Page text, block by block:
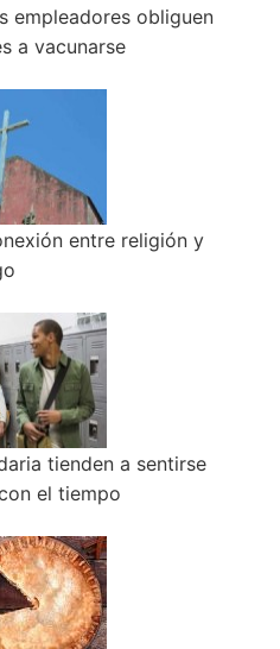
empleadores obliguen
a vacunarse
entre religión y
tienden a sentirse
el tiempo